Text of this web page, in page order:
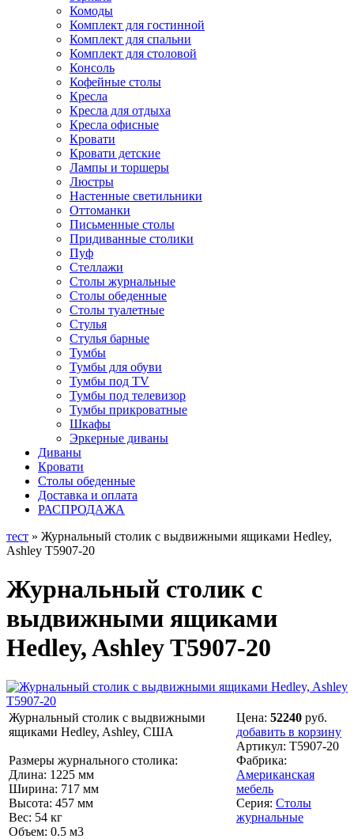
Комоды
Комплект для гостинной
Комплект для спальни
Комплект для столовой
Консоль
Кофейные столы
Кресла
Кресла для отдыха
Кресла офисные
Кровати
Кровати детские
Лампы и торшеры
Люстры
Настенные светильники
Оттоманки
Письменные столы
Придиванные столики
Пуф
Стеллажи
Столы журнальные
Столы обеденные
Столы туалетные
Стулья
Стулья барные
Тумбы
Тумбы для обуви
Тумбы под TV
Тумбы под телевизор
Тумбы прикроватные
Шкафы
Эркерные диваны
Диваны
Кровати
Столы обеденные
Доставка и оплата
РАСПРОДАЖА
тест » Журнальный столик с выдвижными ящиками Hedley,
Ashley T5907-20
Журнальный столик с
выдвижными ящиками
Hedley, Ashley T5907-20
Журнальный столик с выдвижными
ящиками Hedley, Ashley, США
Размеры журнального столика:
Длина: 1225 мм
Ширина: 717 мм
Высота: 457 мм
Вес: 54 кг
Объем: 0.5 м3
Цена: 52240 руб.
добавить в корзину
Артикул: T5907-20
Фабрика:
Американская
мебель
Серия: Столы
журнальные